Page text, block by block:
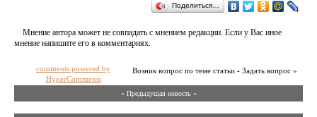
Поделиться…
Мнение автора может не совпадать с мнением редакции. Если у Вас иное
мнение напишите его в комментариях.
Возник вопрос по теме статьи - Задать вопрос »
comments powered by
HyperComments
« Предыдущая новость «